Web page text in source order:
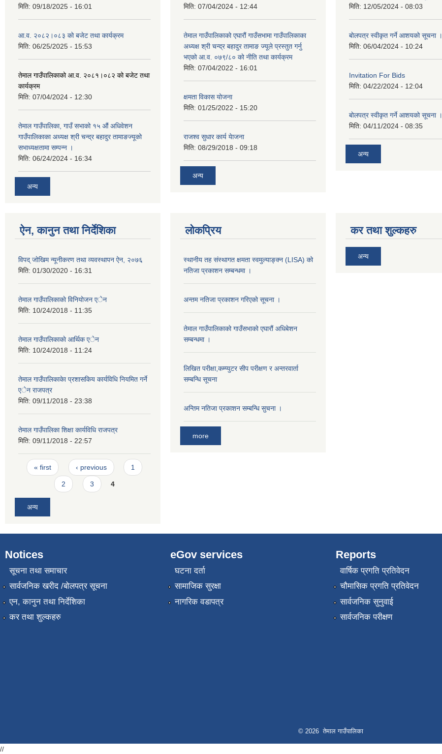
मिति: 09/18/2025 - 16:01
आ.व. २०८२।०८३ को बजेट तथा कार्यक्रम
मिति: 06/25/2025 - 15:53
तेमाल गाउँपालिकाको आ.व. २०८१।०८२ को बजेट तथा
कार्यक्रम
मिति: 07/04/2024 - 12:30
तेमाल गाउँपालिका, गाउँ सभाको १५ औं अधिवेशन
गाउँपालिकाका अध्यक्ष श्री चन्द्र बहादुर तामाङज्यूको
सभाध्यक्षतामा सम्पन्न ।
मिति: 06/24/2024 - 16:34
अन्य
मिति: 07/04/2024 - 12:44
तेमाल गाउँपालिकाको एघारौं गाउँसभामा गाउँपालिकाका
अध्यक्ष श्री चन्द्र बहादुर तामाङ ज्यूले प्रस्तुत गर्नु
भएको आ.व. ०७९/८० को नीति तथा कार्यक्रम
मिति: 07/04/2022 - 16:01
क्षमता विकास योजना
मिति: 01/25/2022 - 15:20
राजश्व सुधार कार्य येाजना
मिति: 08/29/2018 - 09:18
अन्य
मिति: 12/05/2024 - 08:03
बोलपत्र स्वीकृत गर्ने आशयको सूचना ।
मिति: 06/04/2024 - 10:24
Invitation For Bids
मिति: 04/22/2024 - 12:04
बोलपत्र स्वीकृत गर्ने आशयको सूचना ।
मिति: 04/11/2024 - 08:35
अन्य
ऐन, कानुन तथा निर्देशिका
विपद् जोखिम न्यूनीकरण तथा व्यवस्थापन ऐन, २०७६
मिति: 01/30/2020 - 16:31
तेमाल गाउँपालिकाकाे विनियोजन एेन
मिति: 10/24/2018 - 11:35
तेमाल गाउँपालिकाकाे आर्थिक एेन
मिति: 10/24/2018 - 11:24
तेमाल गाउँपालिकाकेा प्रशासकिय कार्यविधि नियमित गर्ने
एेन राजपत्र
मिति: 09/11/2018 - 23:38
तेमाल गाउँपालिका शिक्षा कार्यविधि राजपत्र
मिति: 09/11/2018 - 22:57
Pages
« first ‹ previous 1
2 3 4
अन्य
लोकप्रिय
स्थानीय तह संस्थागत क्षमता स्वमुल्याङ्क्न (LISA) को
नतिजा प्रकाशन सम्बन्धमा ।
अन्तम नतिजा प्रकाशन गरिएको सूचना ।
तेमाल गाउँपालिकाको गाउँसभाको एघारौं अधिबेशन
सम्बन्धमा ।
लिखित परीक्षा,कम्प्युटर सीप परीक्षण र अन्तरवार्ता
सम्बन्धि सूचना
अन्तिम नतिजा प्रकाशन सम्बन्धि सुचना ।
more
कर तथा शुल्कहरु
अन्य
Notices
सूचना तथा समाचार
सार्वजनिक खरीद /बोलपत्र सूचना
एन, कानुन तथा निर्देशिका
कर तथा शुल्कहरु
eGov services
घटना दर्ता
सामाजिक सुरक्षा
नागरिक वडापत्र
Reports
वार्षिक प्रगति प्रतिवेदन
चौमासिक प्रगति प्रतिवेदन
सार्वजनिक सुनुवाई
सार्वजनिक परीक्षण
© 2026 तेमाल गाउँपालिका
//